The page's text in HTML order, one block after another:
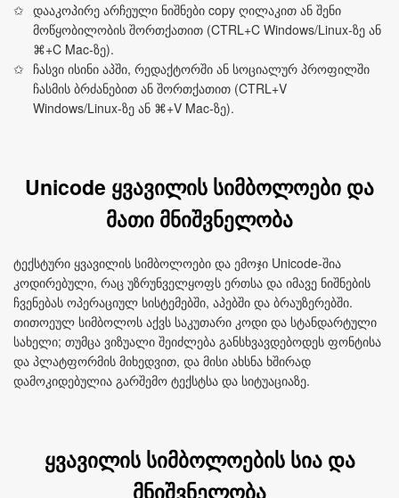
დააკოპირე არჩეული ნიშნები copy ღილაკით ან შენი
მოწყობილობის შორთქათით (CTRL+C Windows/Linux‑ზე ან
⌘+C Mac‑ზე).
ჩასვი ისინი აპში, რედაქტორში ან სოციალურ პროფილში
ჩასმის ბრძანებით ან შორთქათით (CTRL+V
Windows/Linux‑ზე ან ⌘+V Mac‑ზე).
Unicode ყვავილის სიმბოლოები და
მათი მნიშვნელობა
ტექსტური ყვავილის სიმბოლოები და ემოჯი Unicode‑შია
კოდირებული, რაც უზრუნველყოფს ერთსა და იმავე ნიშნების
ჩვენებას ოპერაციულ სისტემებში, აპებში და ბრაუზერებში.
თითოეულ სიმბოლოს აქვს საკუთარი კოდი და სტანდარტული
სახელი; თუმცა ვიზუალი შეიძლება განსხვავდებოდეს ფონტისა
და პლატფორმის მიხედვით, და მისი ახსნა ხშირად
დამოკიდებულია გარშემო ტექსტსა და სიტუაციაზე.
ყვავილის სიმბოლოების სია და
მნიშვნელობა